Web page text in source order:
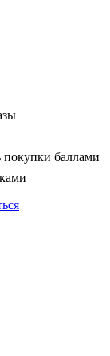
покупки баллами